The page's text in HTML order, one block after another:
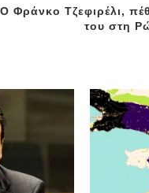
O Φράνκο Τζεφιρέλι,
του στη